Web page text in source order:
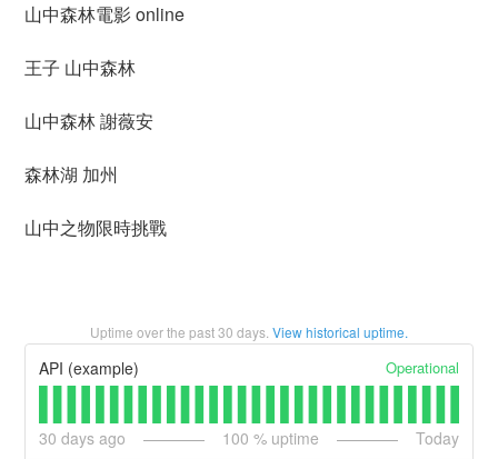
山中森林電影 online
王子 山中森林
山中森林 謝薇安
森林湖 加州
山中之物限時挑戰
Uptime over the past30 days. View historical uptime.
API (example) Operational
30 days ago 100 % uptime Today